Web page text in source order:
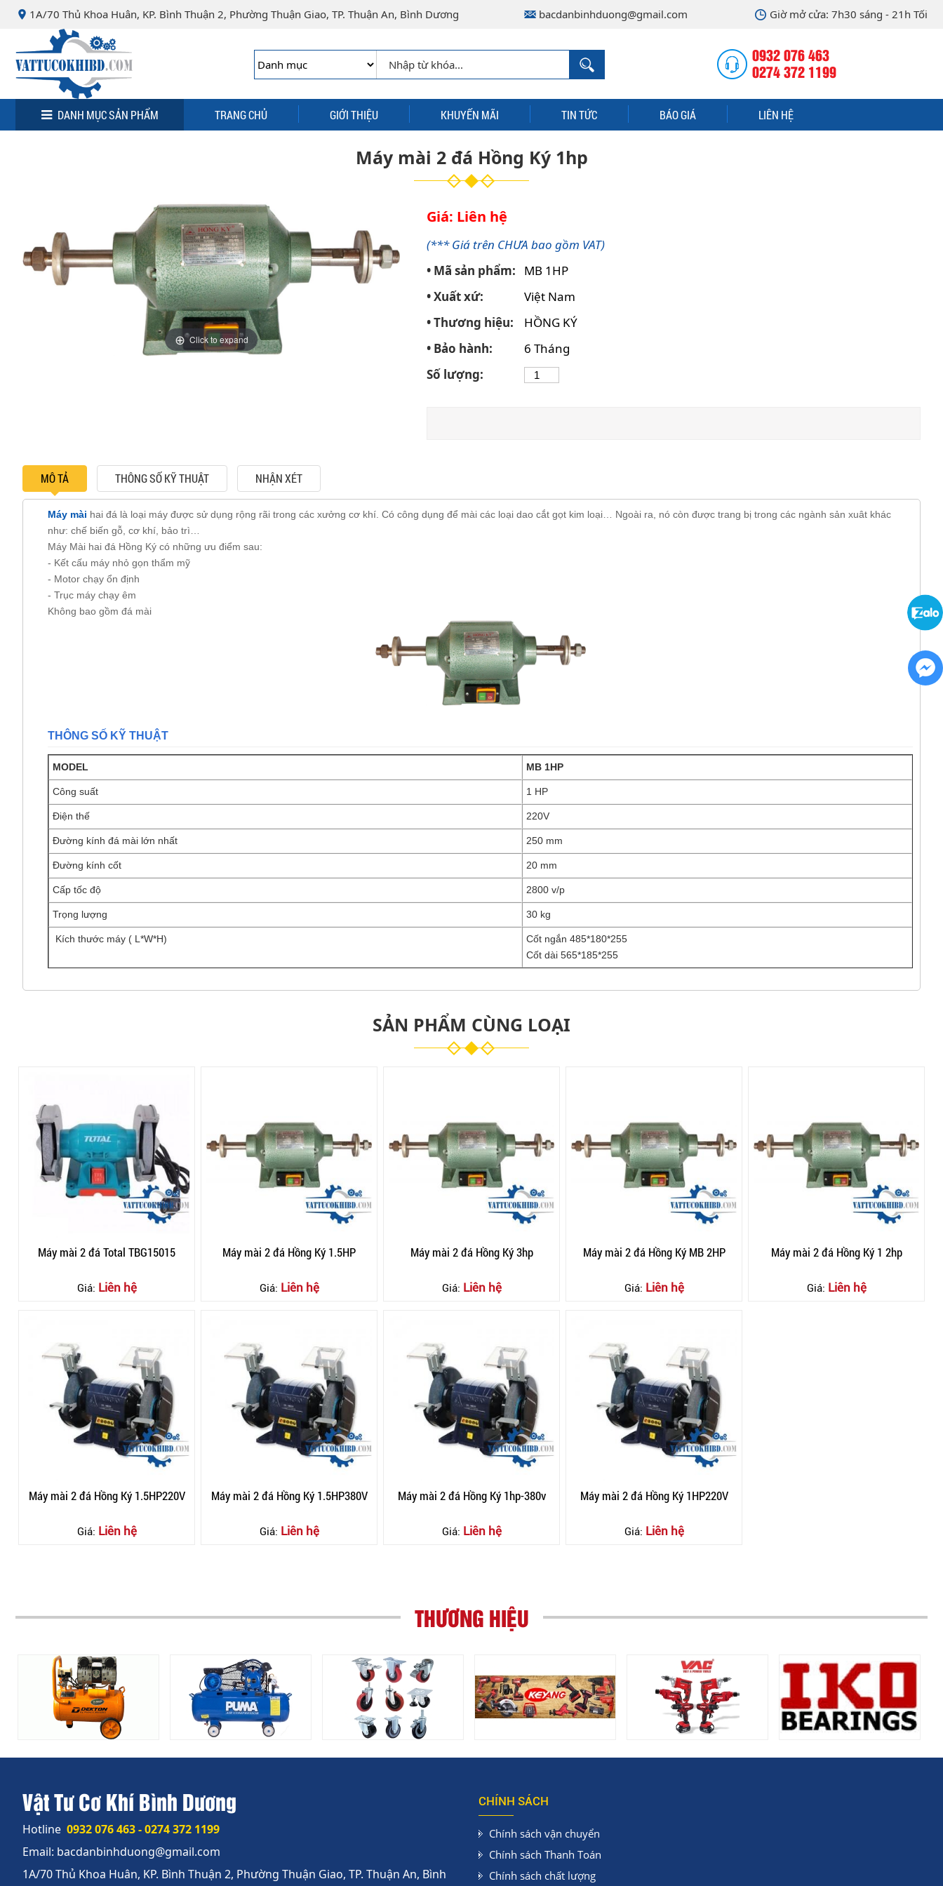
1A/70 Thủ Khoa Huân, KP. Bình Thuận 2, Phường Thuận Giao, TP. Thuận An, Bình Dương bacdanbinhduong@gmail.com Giờ mở cửa: 7h30 sáng - 21h Tối
0932 076 463
0274 372 1199
DANH MỤC SẢN PHẨM TRANG CHỦ GIỚI THIỆU KHUYẾN MÃI TIN TỨC BÁO GIÁ LIÊN HỆ
Máy mài 2 đá Hồng Ký 1hp
Click to expand
Giá: Liên hệ
(*** Giá trên CHƯA bao gồm VAT)
• Mã sản phẩm:
MB 1HP
• Xuất xứ:
Việt Nam
• Thương hiệu:
HỒNG KÝ
• Bảo hành:
6 Tháng
Số lượng:
MÔ TẢ THÔNG SỐ KỸ THUẬT NHẬN XÉT
Máy mài hai đá là loại máy được sử dụng rộng rãi trong các xưởng cơ khí. Có công dụng để mài các loại dao cắt gọt kim loại… Ngoài ra, nó còn được trang bị trong các ngành sản xuât khác
như: chế biến gỗ, cơ khí, bảo trì…
Máy Mài hai đá Hồng Ký có những ưu điểm sau:
- Kết cấu máy nhỏ gọn thẩm mỹ
- Motor chạy ổn định
- Trục máy chạy êm
Không bao gồm đá mài
THÔNG SỐ KỸ THUẬT
MODEL MB 1HP
Công suất 1 HP
Điện thế 220V
Đường kính đá mài lớn nhất 250 mm
Đường kính cốt 20 mm
Cấp tốc độ 2800 v/p
Trọng lượng 30 kg
Kích thước máy ( L*W*H)
Cốt ngắn 485*180*255
Cốt dài 565*185*255
SẢN PHẨM CÙNG LOẠI
Máy mài 2 đá Total TBG15015
Giá: Liên hệ
Máy mài 2 đá Hồng Ký 1.5HP
Giá: Liên hệ
Máy mài 2 đá Hồng Ký 3hp
Giá: Liên hệ
Máy mài 2 đá Hồng Ký MB 2HP
Giá: Liên hệ
Máy mài 2 đá Hồng Ký 1 2hp
Giá: Liên hệ
Máy mài 2 đá Hồng Ký 1.5HP220V
Giá: Liên hệ
Máy mài 2 đá Hồng Ký 1.5HP380V
Giá: Liên hệ
Máy mài 2 đá Hồng Ký 1hp-380v
Giá: Liên hệ
Máy mài 2 đá Hồng Ký 1HP220V
Giá: Liên hệ
THƯƠNG HIỆU
Vật Tư Cơ Khí Bình Dương
Hotline 0932 076 463 - 0274 372 1199
Email: bacdanbinhduong@gmail.com
1A/70 Thủ Khoa Huân, KP. Bình Thuận 2, Phường Thuận Giao, TP. Thuận An, Bình
CHÍNH SÁCH
Chính sách vận chuyển
Chính sách Thanh Toán
Chính sách chất lượng
Minh,
0932